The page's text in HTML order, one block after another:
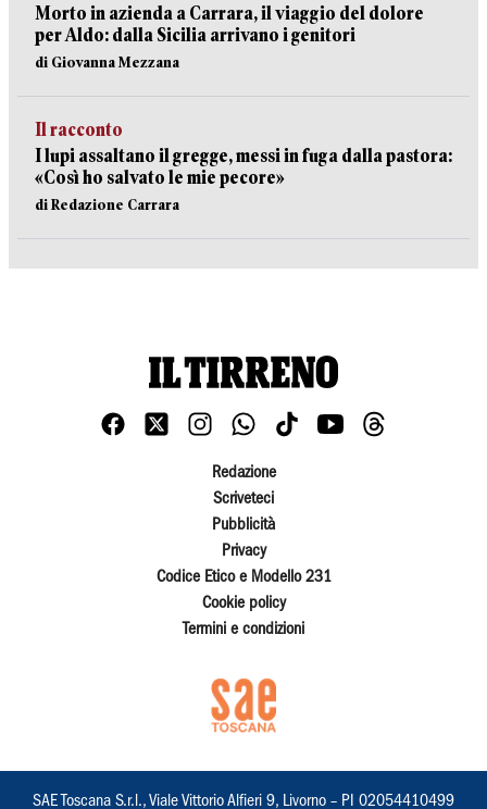
Morto in azienda a Carrara, il viaggio del dolore
per Aldo: dalla Sicilia arrivano i genitori
di Giovanna Mezzana
Il racconto
I lupi assaltano il gregge, messi in fuga dalla pastora:
«Così ho salvato le mie pecore»
di Redazione Carrara
Redazione
Scriveteci
Pubblicità
Privacy
Codice Etico e Modello 231
Cookie policy
Termini e condizioni
SAE Toscana S.r.l., Viale Vittorio Alfieri 9, Livorno – PI 02054410499